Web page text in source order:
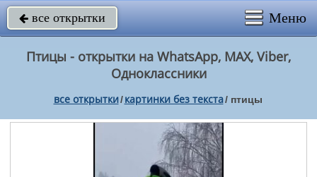
 все открытки Меню
Птицы - открытки на WhatsApp, MAX, Viber,
Одноклассники
все открытки/ картинки без текста/ птицы